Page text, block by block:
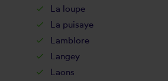
La loupe
La puisaye
Lamblore
Langey
Laons